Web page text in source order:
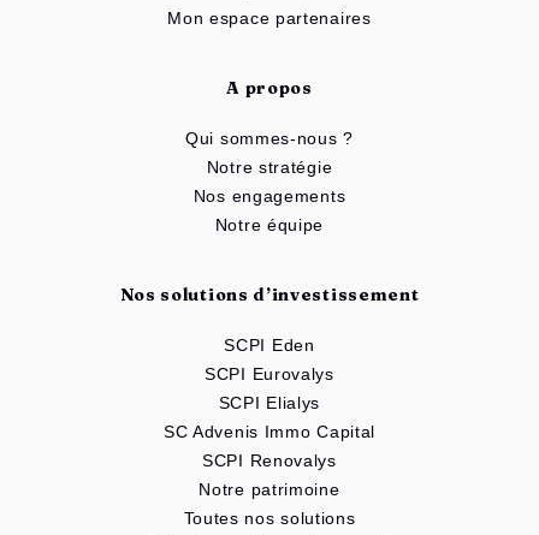
Mon espace partenaires
A propos
Qui sommes-nous ?
Notre stratégie
Nos engagements
Notre équipe
Nos solutions d’investissement
SCPI Eden
SCPI Eurovalys
SCPI Elialys
SC Advenis Immo Capital
SCPI Renovalys
Notre patrimoine
Toutes nos solutions